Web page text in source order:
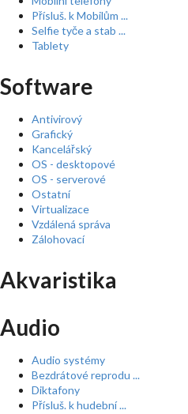
Přísluš. k Mobilům ...
Selfie tyče a stab ...
Tablety
Software
Antivirový
Grafický
Kancelářský
OS - desktopové
OS - serverové
Ostatní
Virtualizace
Vzdálená správa
Zálohovací
Akvaristika
Audio
Audio systémy
Bezdrátové reprodu ...
Diktafony
Přísluš. k hudební ...